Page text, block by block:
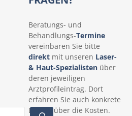
Beratungs- und
Behandlungs-Termine
vereinbaren Sie bitte
direkt mit unseren Laser-
& Haut-Spezialisten über
deren jeweiligen
Arztprofileintrag. Dort
erfahren Sie auch konkrete
Details über die Kosten.